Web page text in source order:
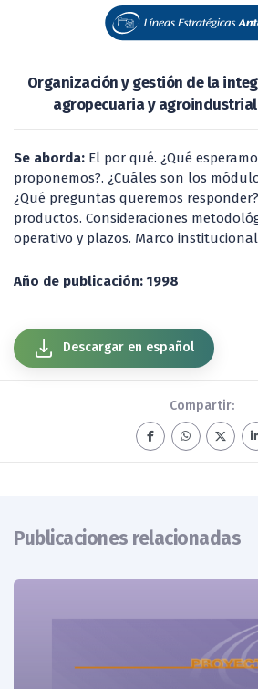
Organización y gestión de la
agropecuaria y agroindustrial
Se aborda: El por qué. ¿Qué
proponemos?. ¿Cuáles son los
¿Qué preguntas queremos
productos. Consideraciones
operativo y plazos. Marco
Año de publicación: 1998
Descargar en español
Compartir:
Publicaciones relacionadas